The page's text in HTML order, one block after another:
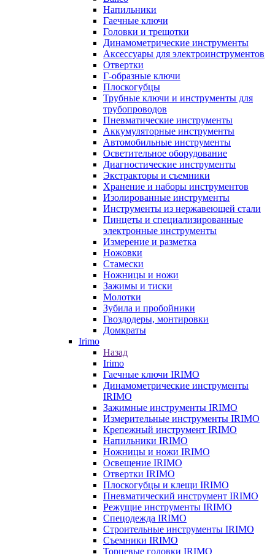
Напильники
Гаечные ключи
Головки и трещотки
Динамометрические инструменты
Аксессуары для электроинструментов
Отвертки
Г-образные ключи
Плоскогубцы
Трубные ключи и инструменты для
трубопроводов
Пневматические инструменты
Аккумуляторные инструменты
Автомобильные инструменты
Осветительное оборудование
Диагностические инструменты
Экстракторы и съемники
Хранение и наборы инструментов
Изолированные инструменты
Инструменты из нержавеющей стали
Пинцеты и специализированные
электронные инструменты
Измерение и разметка
Ножовки
Стамески
Ножницы и ножи
Зажимы и тиски
Молотки
Зубила и пробойники
Гвоздодеры, монтировки
Домкраты
Irimo
Назад
Irimo
Гаечные ключи IRIMO
Динамометрические инструменты
IRIMO
Зажимные инструменты IRIMO
Измерительные инструменты IRIMO
Крепежный инструмент IRIMO
Напильники IRIMO
Ножницы и ножи IRIMO
Освещение IRIMO
Отвертки IRIMO
Плоскогубцы и клещи IRIMO
Пневматический инструмент IRIMO
Режущие инструменты IRIMO
Спецодежда IRIMO
Строительные инструменты IRIMO
Съемники IRIMO
Торцевые головки IRIMO